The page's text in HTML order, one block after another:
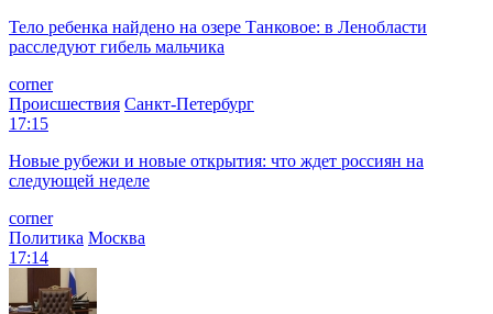
Тело ребенка найдено на озере Танковое: в Ленобласти
расследуют гибель мальчика
corner
Происшествия Санкт-Петербург
17:15
Новые рубежи и новые открытия: что ждет россиян на
следующей неделе
corner
Политика Москва
17:14